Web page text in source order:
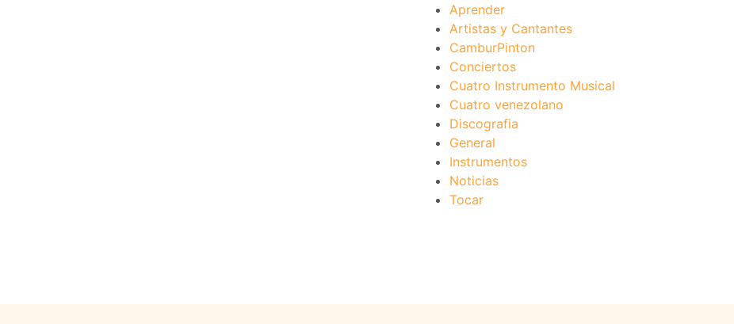
Aprender
Artistas y Cantantes
CamburPinton
Conciertos
Cuatro Instrumento Musical
Cuatro venezolano
Discografia
General
Instrumentos
Noticias
Tocar